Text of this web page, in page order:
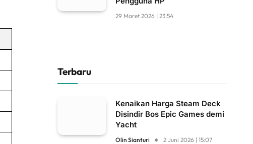
29 Maret 2026 | 23:54
Terbaru
Kenaikan Harga Steam Deck
Disindir Bos Epic Games demi
Yacht
Olin Sianturi 2 Juni 2026 | 15:07